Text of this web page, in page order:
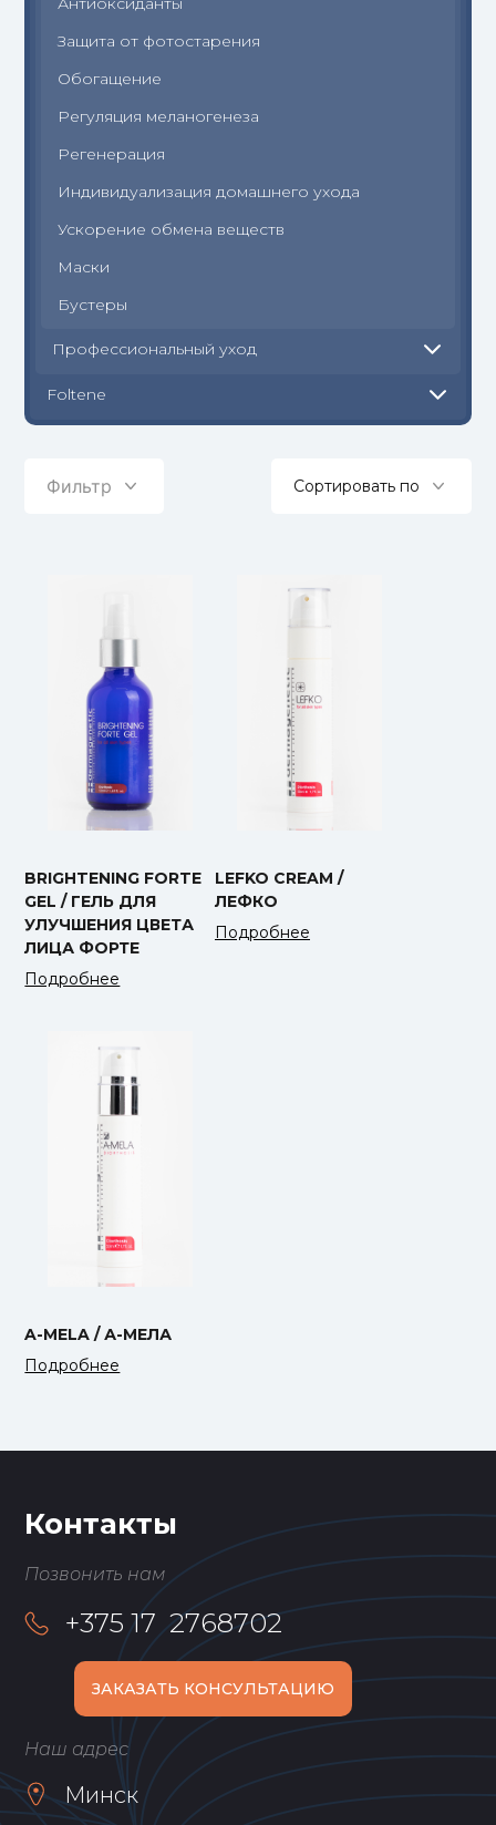
Защита от фотостарения
Обогащение
Регуляция меланогенеза
Регенерация
Индивидуализация домашнего ухода
Ускорение обмена веществ
Маски
Бустеры
Профессиональный уход
Foltene
Фильтр Сортировать по
BRIGHTENING FORTE
GEL / ГЕЛЬ ДЛЯ
УЛУЧШЕНИЯ ЦВЕТА
ЛИЦА ФОРТЕ
Подробнее
LEFKO CREAM /
ЛЕФКО
Подробнее
A-MELA / А-МЕЛА
Подробнее
Контакты
Позвонить нам
+375 17 2768702
ЗАКАЗАТЬ КОНСУЛЬТАЦИЮ
Наш адрес
Минск